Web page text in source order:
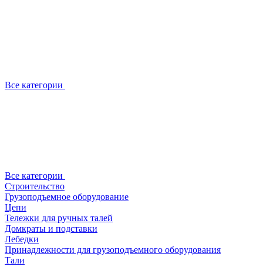
Все категории
Все категории
Строительство
Грузоподъемное оборудование
Цепи
Тележки для ручных талей
Домкраты и подставки
Лебедки
Принадлежности для грузоподъемного оборудования
Тали